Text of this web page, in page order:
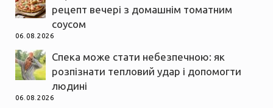
рецепт вечері з домашнім томатним
соусом
06.08.2026
Спека може стати небезпечною: як
розпізнати тепловий удар і допомогти
людині
06.08.2026